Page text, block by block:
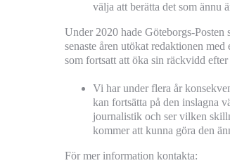
välja att berätta det som ännu
Under 2020 hade Göteborgs-Posten
senaste åren utökat redaktionen
som fortsatt att öka sin räckvidd
Vi har under flera år
kan fortsätta på den inslagna
journalistik och ser vilken
kommer att kunna göra den
För mer information kontakta: